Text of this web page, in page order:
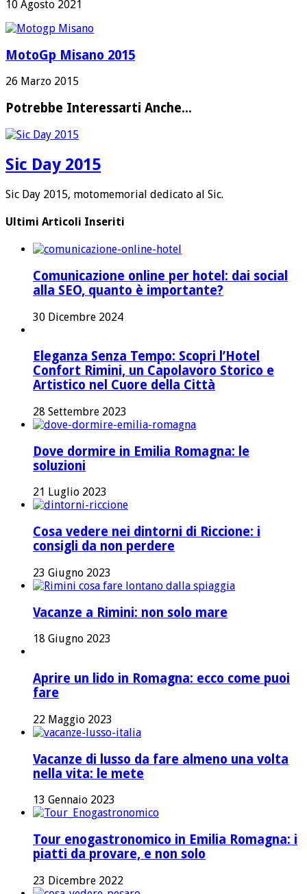
10 Agosto 2021
MotoGp Misano 2015
26 Marzo 2015
Potrebbe Interessarti Anche...
Sic Day 2015
Sic Day 2015, motomemorial dedicato al Sic.
Ultimi Articoli Inseriti
Comunicazione online per hotel: dai social
alla SEO, quanto è importante?
30 Dicembre 2024
Eleganza Senza Tempo: Scopri l’Hotel
Confort Rimini, un Capolavoro Storico e
Artistico nel Cuore della Città
28 Settembre 2023
Dove dormire in Emilia Romagna: le
soluzioni
21 Luglio 2023
Cosa vedere nei dintorni di Riccione: i
consigli da non perdere
23 Giugno 2023
Vacanze a Rimini: non solo mare
18 Giugno 2023
Aprire un lido in Romagna: ecco come puoi
fare
22 Maggio 2023
Vacanze di lusso da fare almeno una volta
nella vita: le mete
13 Gennaio 2023
Tour enogastronomico in Emilia Romagna: i
piatti da provare, e non solo
23 Dicembre 2022